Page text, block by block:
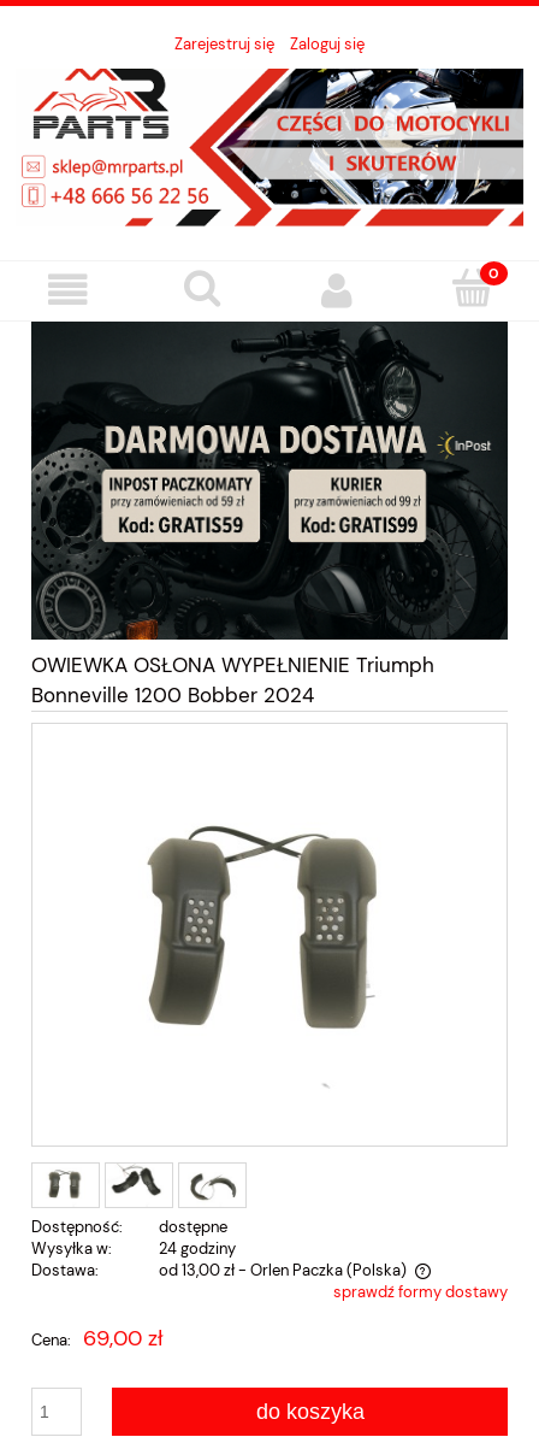
Zarejestruj się Zaloguj się
OWIEWKA OSŁONA WYPEŁNIENIE Triumph
Bonneville 1200 Bobber 2024
Dostępność:
dostępne
Wysyłka w:
24 godziny
Dostawa:
od 13,00 zł - Orlen Paczka (Polska)
Cena nie zawiera ewentualnych kosztów płatnościsprawdź formy dostawy
Cena: 69,00 zł
do koszyka